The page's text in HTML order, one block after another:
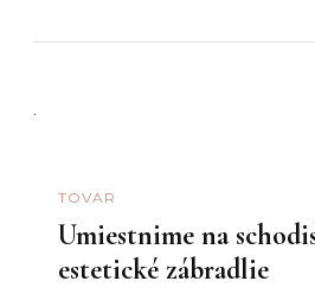
TOVAR
Umiestnime na
estetické zábradlie